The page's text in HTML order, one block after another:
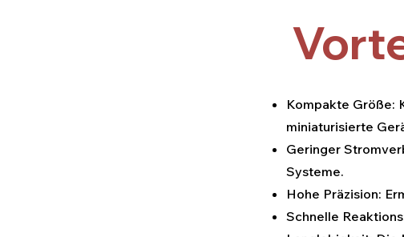
Kompakte Größe:
miniaturisierte
Geringer
Systeme.
Hohe Präzision:
Schnelle